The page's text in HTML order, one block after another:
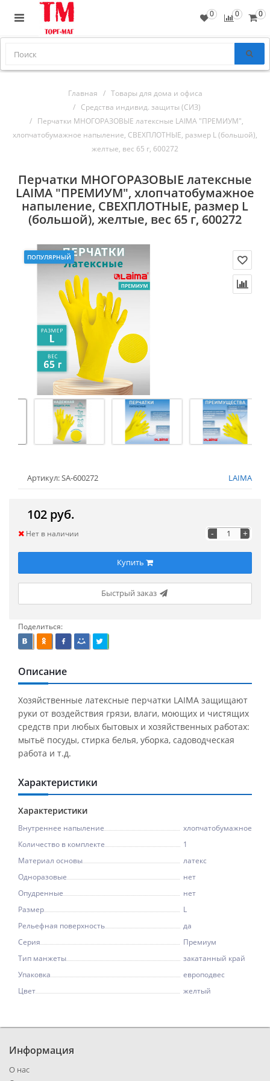
0
0
0
Главная
Товары для дома и офиса
Средства индивид. защиты (СИЗ)
Перчатки МНОГОРАЗОВЫЕ латексные LAIMA "ПРЕМИУМ",
хлопчатобумажное напыление, СВЕХПЛОТНЫЕ, размер L (большой),
желтые, вес 65 г, 600272
Перчатки МНОГОРАЗОВЫЕ латексные
LAIMA "ПРЕМИУМ", хлопчатобумажное
напыление, СВЕХПЛОТНЫЕ, размер L
(большой), желтые, вес 65 г, 600272
ПОПУЛЯРНЫЙ
Артикул: SA-600272 LAIMA
102 руб.
Нет в наличии - +
Купить
Быстрый заказ
Поделиться:
Описание
Хозяйственные латексные перчатки LAIMA защищают
руки от воздействия грязи, влаги, моющих и чистящих
средств при любых бытовых и хозяйственных работах:
мытьё посуды, стирка белья, уборка, садоводческая
работа и т.д.
Характеристики
Характеристики
Внутреннее напыление
хлопчатобумажное
Количество в комплекте
1
Материал основы
латекс
Одноразовые
нет
Опудренные
нет
Размер
L
Рельефная поверхность
да
Серия
Премиум
Тип манжеты
закатанный край
Упаковка
европодвес
Цвет
желтый
Информация
О нас